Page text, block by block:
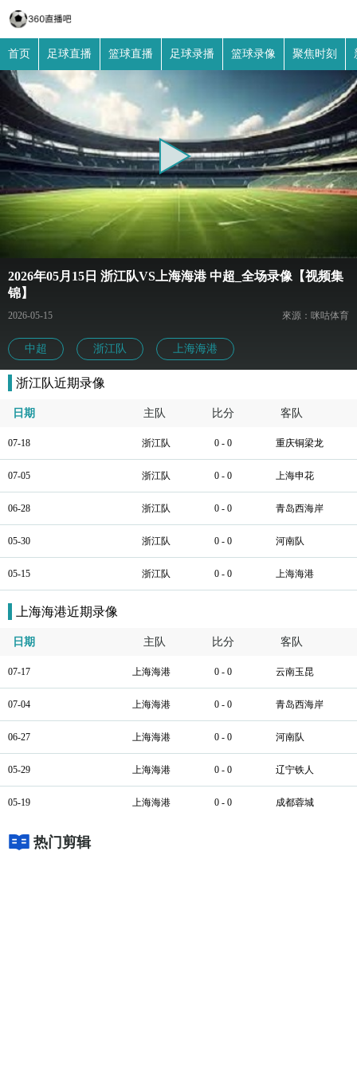
首页 足球直播 篮球直播 足球录播 篮球录像 聚焦时刻
2026年05月15日 浙江队VS上海海港 中超_全场录像【视频集
锦】
2026-05-15 來源：咪咕体育
中超 浙江队 上海海港
浙江队近期录像
日期 主队 比分 客队
07-18 浙江队 0 - 0 重庆铜梁龙
07-05 浙江队 0 - 0 上海申花
06-28 浙江队 0 - 0 青岛西海岸
05-30 浙江队 0 - 0 河南队
05-15 浙江队 0 - 0 上海海港
上海海港近期录像
日期 主队 比分 客队
07-17 上海海港 0 - 0 云南玉昆
07-04 上海海港 0 - 0 青岛西海岸
06-27 上海海港 0 - 0 河南队
05-29 上海海港 0 - 0 辽宁铁人
05-19 上海海港 0 - 0 成都蓉城
热门剪辑